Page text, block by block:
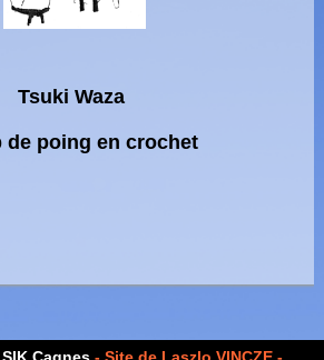
Tsuki Waza
de poing en crochet
SIK Cagnes- Site de Laszlo VINCZE -